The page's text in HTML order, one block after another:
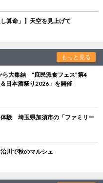
算命」】天空を見上げて
もっと見る
ら大集結 “庶民派食フェス”第4
日本酒祭り2026」を開催
験 埼玉県加須市の「ファミリー
川で秋のマルシェ